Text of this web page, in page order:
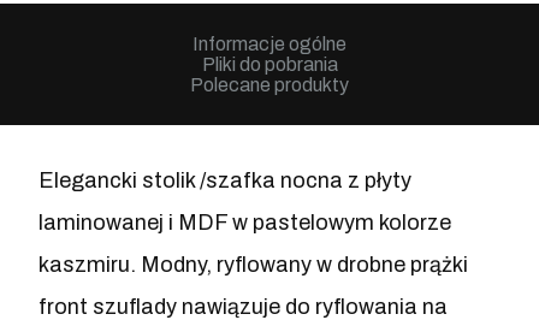
Informacje ogólne
Pliki do pobrania
Polecane produkty
Elegancki stolik /szafka nocna z płyty
laminowanej i MDF w pastelowym kolorze
kaszmiru. Modny, ryflowany w drobne prążki
front szuflady nawiązuje do ryflowania na